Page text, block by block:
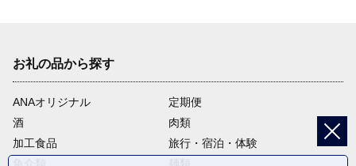
お礼の品から探す
ANAオリジナル
定期便
酒
肉類
加工食品
旅行・宿泊・体験